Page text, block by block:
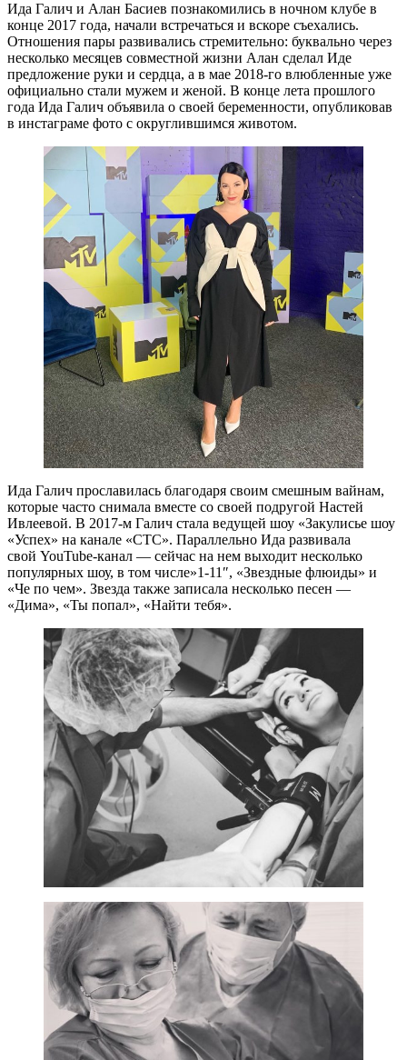
Ида Галич и Алан Басиев познакомились в ночном клубе в
конце 2017 года, начали встречаться и вскоре съехались.
Отношения пары развивались стремительно: буквально через
несколько месяцев совместной жизни Алан сделал Иде
предложение руки и сердца, а в мае 2018-го влюбленные уже
официально стали мужем и женой. В конце лета прошлого
года Ида Галич объявила о своей беременности, опубликовав
в инстаграме фото с округлившимся животом.
Ида Галич прославилась благодаря своим смешным вайнам,
которые часто снимала вместе со своей подругой Настей
Ивлеевой. В 2017-м Галич стала ведущей шоу «Закулисье шоу
«Успех» на канале «СТС». Параллельно Ида развивала
свой YouTube-канал — сейчас на нем выходит несколько
популярных шоу, в том числе»1-11″, «Звездные флюиды» и
«Че по чем». Звезда также записала несколько песен —
«Дима», «Ты попал», «Найти тебя».